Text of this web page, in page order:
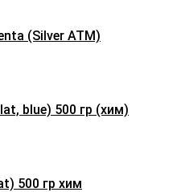
(Silver ATM)
blue) 500 гр (хим)
500 гр хим